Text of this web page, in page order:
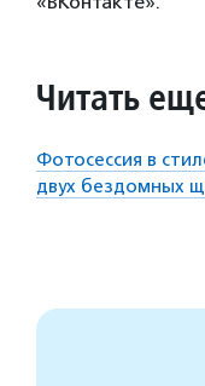
Читать
Фотосессия в
двух бездомных